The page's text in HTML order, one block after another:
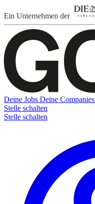
Ein Unternehmen der
Deine Jobs Deine Companies
Stelle schalten
Stelle schalten